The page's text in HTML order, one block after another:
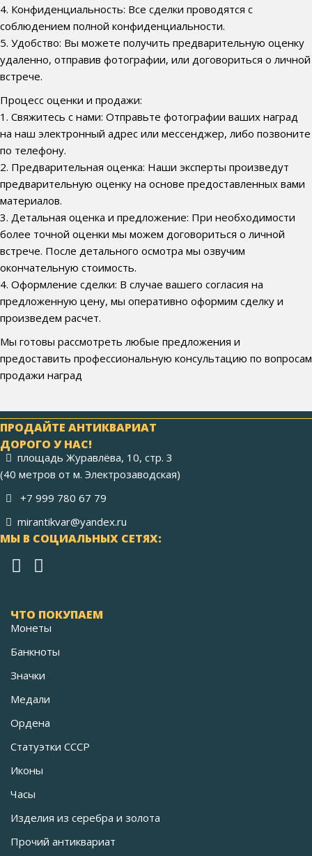
4. Конфиденциальность: Все сделки проводятся с
соблюдением полной конфиденциальности.
5. Удобство: Вы можете получить предварительную оценку
удаленно, отправив фотографии, или договориться о личной
встрече.
Процесс оценки и продажи:
1. Свяжитесь с нами: Отправьте фотографии ваших наград
на наш электронный адрес или мессенджер, либо позвоните
по телефону.
2. Предварительная оценка: Наши эксперты произведут
предварительную оценку на основе предоставленных вами
материалов.
3. Детальная оценка и предложение: При необходимости
более точной оценки мы можем договориться о личной
встрече. После детального осмотра мы озвучим
окончательную стоимость.
4. Оформление сделки: В случае вашего согласия на
предложенную цену, мы оперативно оформим сделку и
произведем расчет.
Мы готовы рассмотреть любые предложения и
предоставить профессиональную консультацию по вопросам
продажи наград
ПРОДАЙТЕ АНТИКВАРИАТ
ДОРОГО У НАС!
площадь Журавлёва, 10, стр. 3
(40 метров от м. Электрозаводская)
+7 999 780 67 79
mirantikvar@yandex.ru
МЫ В СОЦИАЛЬНЫХ СЕТЯХ:
ЧТО ПОКУПАЕМ
Монеты
Банкноты
Значки
Медали
Ордена
Статуэтки СССР
Иконы
Часы
Изделия из серебра и золота
Прочий антиквариат